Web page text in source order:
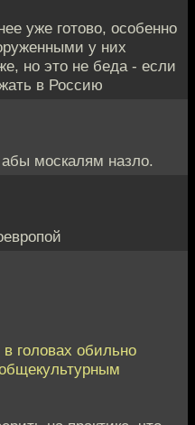
уже готово, особенно
у них
но это не беда - если
в Россию
москалям назло.
головах обильно